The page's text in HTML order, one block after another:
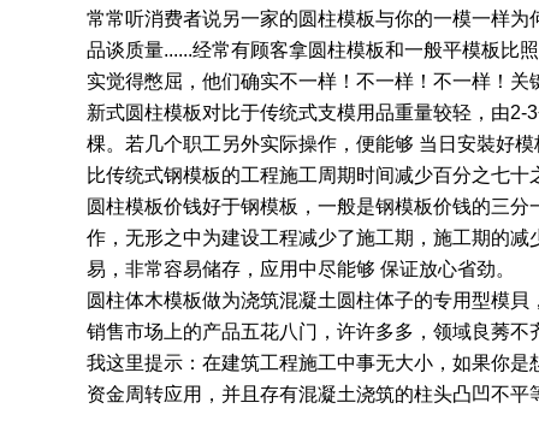
常常听消费者说另一家的圆柱模板与你的一模一样
品谈质量......经常有顾客拿圆柱模板和一般平模板比
实觉得憋屈，他们确实不一样！不一样！不一样！关
新式圆柱模板对比于传统式支模用品重量较轻，由
棵。若几个职工另外实际操作，便能够 当日安裝好
比传统式钢模板的工程施工周期时间减少百分之七十
圆柱模板价钱好于钢模板，一般是钢模板价钱的三
作，无形之中为建设工程减少了施工期，施工期的
易，非常容易储存，应用中尽能够 保证放心省劲。
圆柱体木模板做为浇筑混凝土圆柱体子的专用型模
销售市场上的产品五花八门，许许多多，领域良莠
我这里提示：在建筑工程施工中事无大小，如果你
资金周转应用，并且存有混凝土浇筑的柱头凸凹不